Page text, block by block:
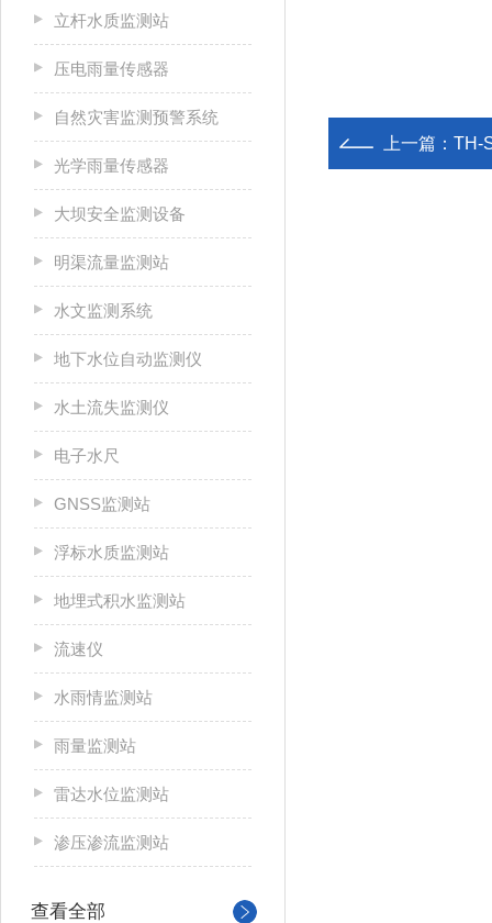
立杆水质监测站
压电雨量传感器
自然灾害监测预警系统
光学雨量传感器
大坝安全监测设备
明渠流量监测站
水文监测系统
地下水位自动监测仪
水土流失监测仪
电子水尺
GNSS监测站
浮标水质监测站
地埋式积水监测站
流速仪
水雨情监测站
雨量监测站
雷达水位监测站
渗压渗流监测站
查看全部
上一篇： TH-